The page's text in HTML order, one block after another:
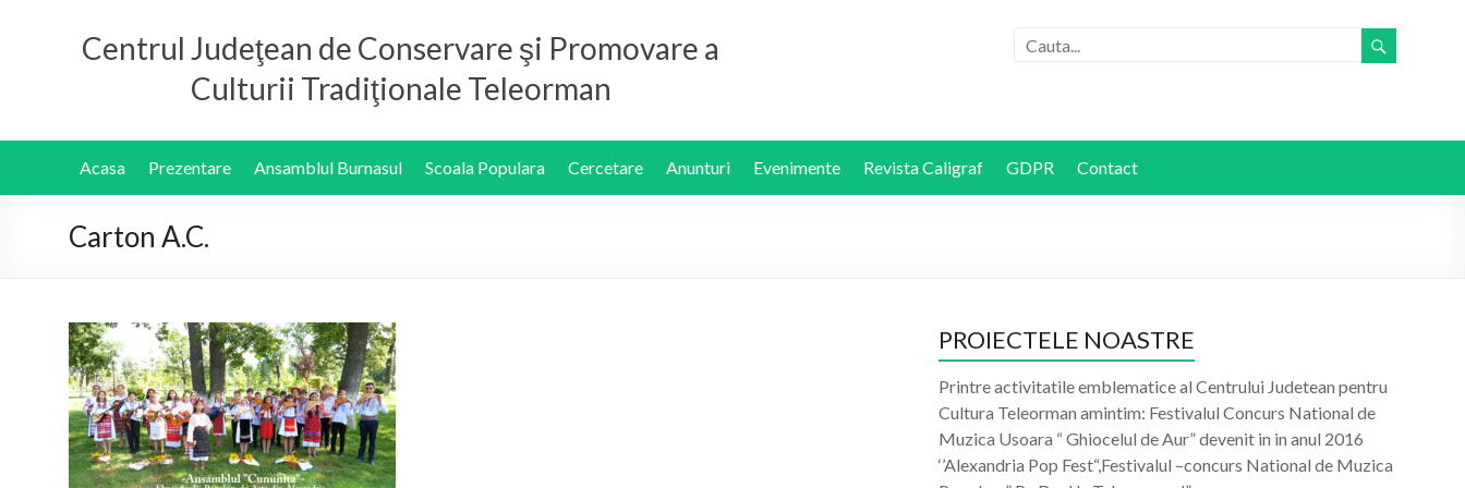
Centrul Judeţean de Conservare şi Promovare a
Culturii Tradiţionale Teleorman
Acasa Prezentare Ansamblul Burnasul Scoala Populara Cercetare Anunturi Evenimente Revista Caligraf GDPR Contact
Carton A.C.
PROIECTELE NOASTRE
Printre activitatile emblematice al Centrului Judetean pentru
Cultura Teleorman amintim: Festivalul Concurs National de
Muzica Usoara “ Ghiocelul de Aur” devenit in in anul 2016
‘’Alexandria Pop Fest“,Festivalul –concurs National de Muzica